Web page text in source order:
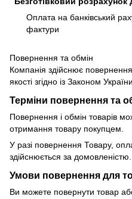
Оплата на банківський
фактури
Повернення та обмін
Компанія здійснює
якості згідно із Законом
Терміни повернення та
Повернення і обмін товарів
отримання товару покупцем.
У разі повернення Товару,
здійснюється за домовленістю.
Умови повернення для
Ви можете повернути товар